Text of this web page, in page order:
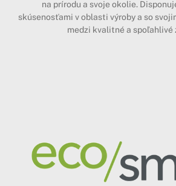
na prírodu a svoje okolie.
skúsenosťami v oblasti výroby a so
medzi kvalitné a spoľahlivé